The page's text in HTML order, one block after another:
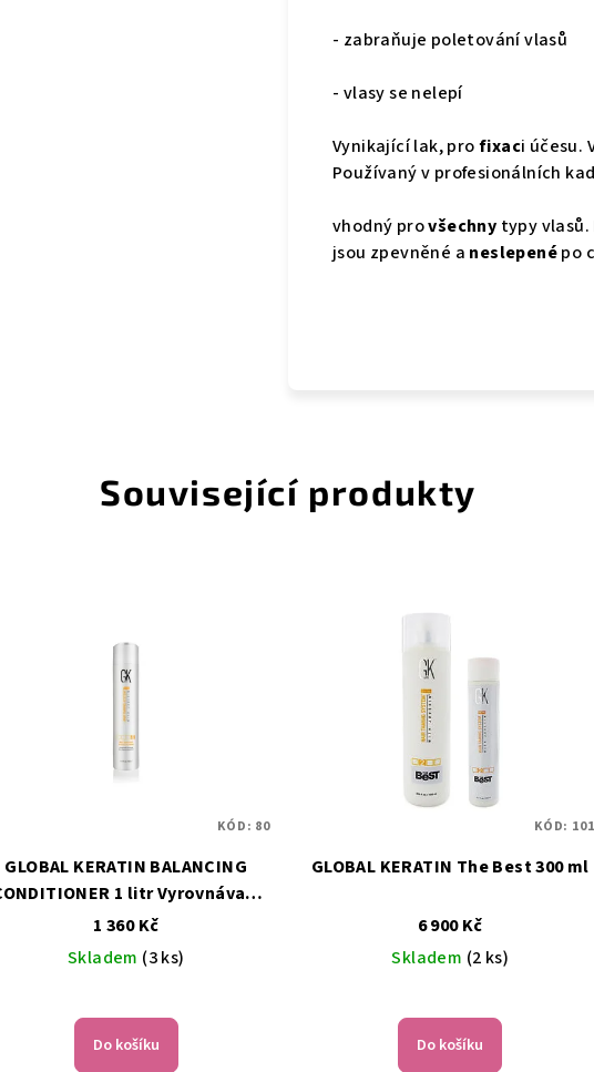
- zabraňuje poletování vlasů
- vlasy se nelepí
Vynikající lak, profixaci účesu.
Používaný v profesionálních
vhodný provšechny typy
jsou zpevněné a neslepenépo
Související produkty
GLOBAL KERATIN BALANCING
1 litr Vyrovnávací
kondicionér
1 360 Kč
Skladem (3 ks)
Do košíku
KÓD: 80
GLOBAL KERATIN The Best 300 ml
6 900 Kč
Skladem (2 ks)
hodnocení
produktu
Do košíku
KÓD: 101